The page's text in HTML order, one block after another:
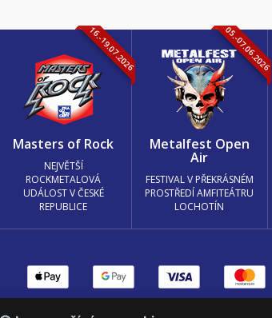
16.-19.07.2026
Masters of Rock
NEJVĚTŠÍ
ROCKMETALOVÁ
UDÁLOST V ČESKÉ
REPUBLICE
05.-07.06.2026
Metalfest Open
Air
FESTIVAL V PŘEKRÁSNÉM
PROSTŘEDÍ AMFITEÁTRU
LOCHOTÍN